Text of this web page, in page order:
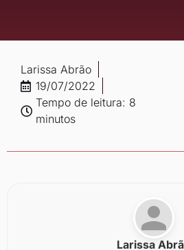
Larissa Abrão
19/07/2022
Tempo de leitura: 8
minutos
Larissa